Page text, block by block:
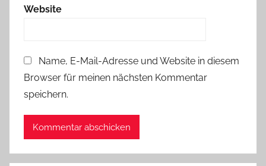
Website
Name, E-Mail-Adresse und Website in diesem
Browser für meinen nächsten Kommentar
speichern.